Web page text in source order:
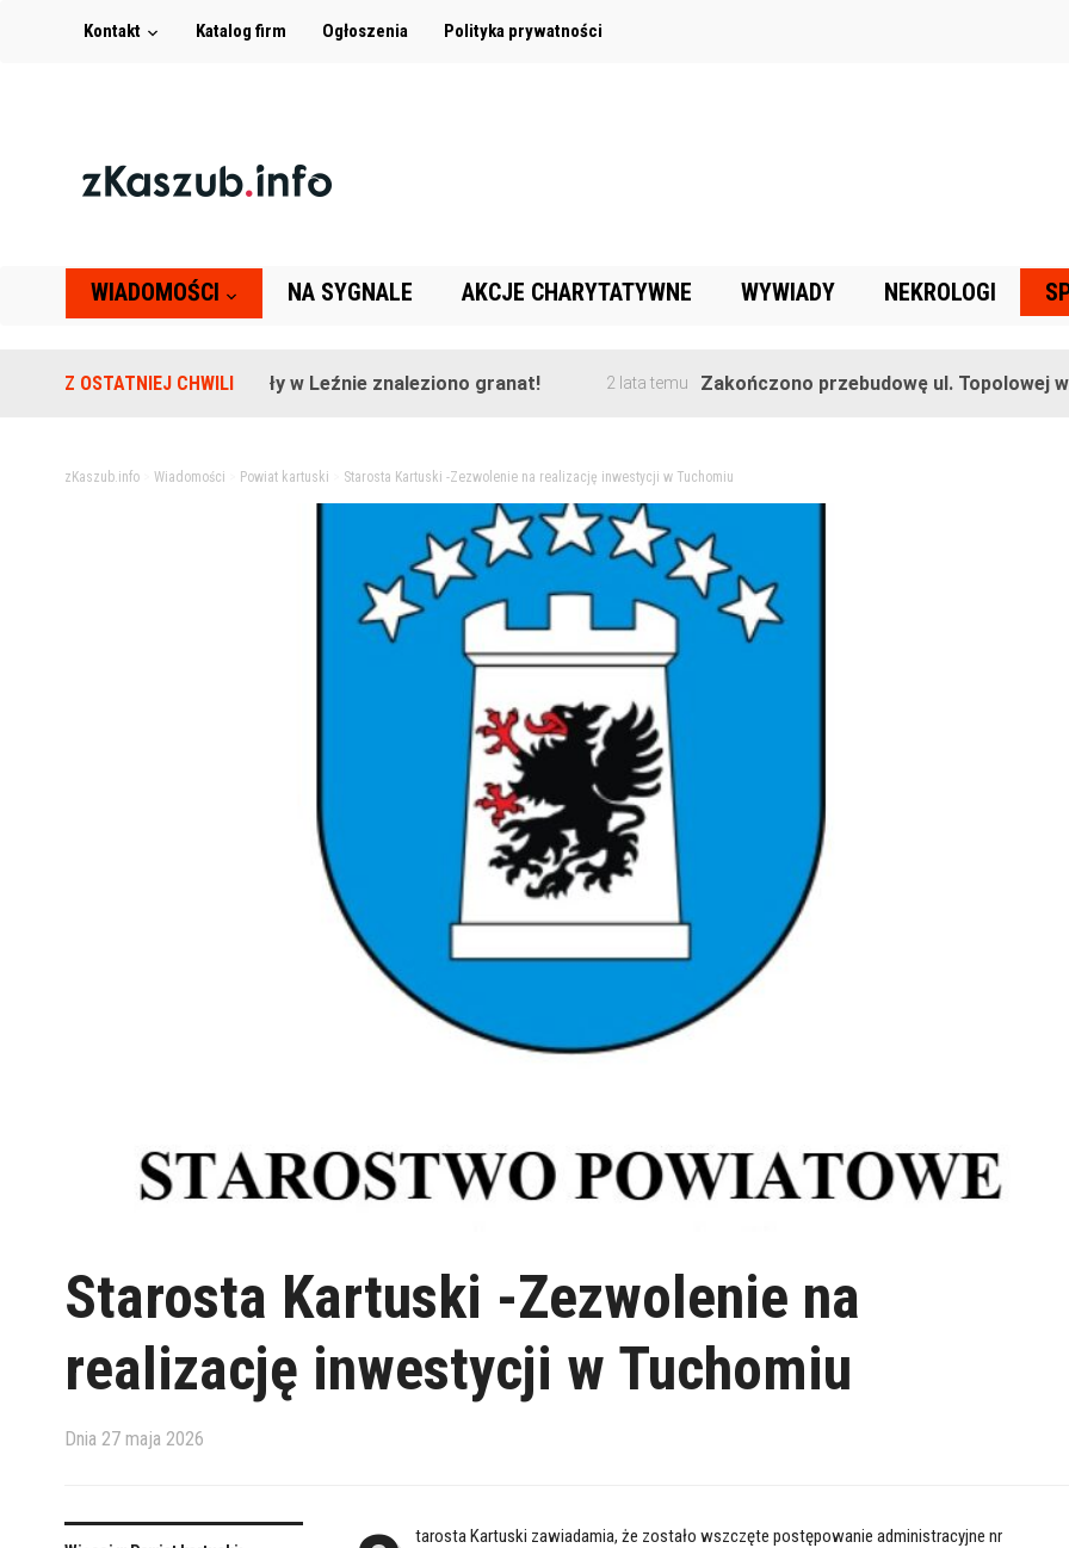
Kontakt Katalog firm Ogłoszenia Polityka prywatności
WIADOMOŚCI NA SYGNALE AKCJE CHARYTATYWNE WYWIADY NEKROLOGI
Z OSTATNIEJ CHWILI
Na terenie szkoły w Leźnie znaleziono granat! 2 lata temu Zakończono przebudowę ul. Topolowej w
zKaszub.info> Wiadomości Powiat kartuski Starosta Kartuski -Zezwolenie na realizację inwestycji w Tuchomiu
Starosta Kartuski -Zezwolenie na
realizację inwestycji w Tuchomiu
Dnia 27 maja 2026
tarosta Kartuski zawiadamia, że zostało wszczęte postępowanie administracyjne nr